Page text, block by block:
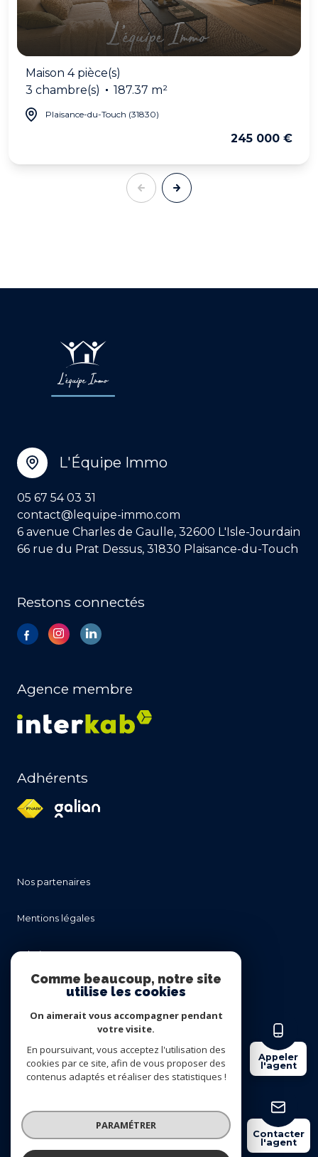
Appeler
l'agent
Contacter
l'agent
Maison 4 pièce(s)
3 chambre(s)
187.37 m²
Plaisance-du-Touch (31830)
245 000 €
L'Équipe Immo
05 67 54 03 31
contact@lequipe-immo.com
6 avenue Charles de Gaulle, 32600 L'Isle-Jourdain
66 rue du Prat Dessus, 31830 Plaisance-du-Touch
Restons connectés
Agence membre
Adhérents
nos partenaires
mentions légales
admin
nos honoraires
cookies
© 2026 | Tous droits réservés
Comme beaucoup, notre site
utilise les cookies
On aimerait vous accompagner pendant
votre visite.
En poursuivant, vous acceptez l'utilisation des
cookies par ce site, afin de vous proposer des
contenus adaptés et réaliser des statistiques !
PARAMÉTRER